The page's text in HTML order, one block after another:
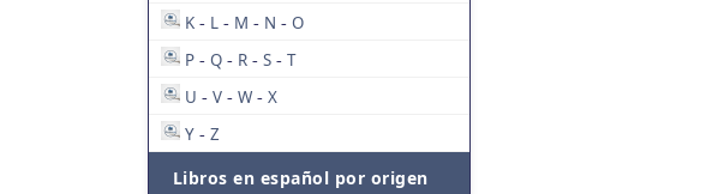
K - L - M - N - O
P - Q - R - S - T
U - V - W - X
Y - Z
Libros en español por origen